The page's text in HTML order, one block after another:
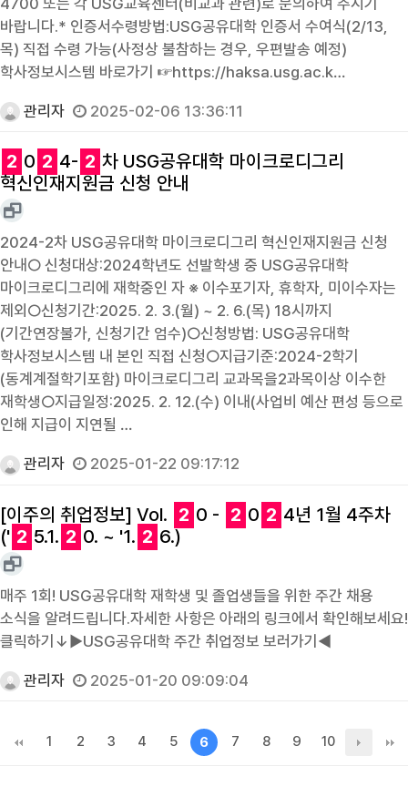
바랍니다.* 인증서수령방법:USG공유대학 인증서 수여식(2/13,
목) 직접 수령 가능(사정상 불참하는 경우, 우편발송 예정)
학사정보시스템 바로가기 ☞https://haksa.usg.ac.k…
관리자 2025-02-06 13:36:11
2 0 2 4- 2 차 USG공유대학 마이크로디그리
혁신인재지원금 신청 안내
2024-2차 USG공유대학 마이크로디그리 혁신인재지원금 신청
안내○ 신청대상:2024학년도 선발학생 중 USG공유대학
마이크로디그리에 재학중인 자 ※ 이수포기자, 휴학자, 미이수자는
제외○신청기간:2025. 2. 3.(월) ~ 2. 6.(목) 18시까지
(기간연장불가, 신청기간 엄수)○신청방법: USG공유대학
학사정보시스템 내 본인 직접 신청○지급기준:2024-2학기
(동계계절학기포함) 마이크로디그리 교과목을2과목이상 이수한
재학생○지급일정:2025. 2. 12.(수) 이내(사업비 예산 편성 등으로
인해 지급이 지연될 …
관리자 2025-01-22 09:17:12
[이주의 취업정보] Vol. 2 0 - 2 0 2 4년 1월 4주차
(' 2 5.1. 2 0. ~ '1. 2 6.)
매주 1회! USG공유대학 재학생 및 졸업생들을 위한 주간 채용
소식을 알려드립니다.자세한 사항은 아래의 링크에서 확인해보세요!
클릭하기↓▶USG공유대학 주간 취업정보 보러가기◀
관리자 2025-01-20 09:09:04
1 2 3 4 5 6 7 8 9 10